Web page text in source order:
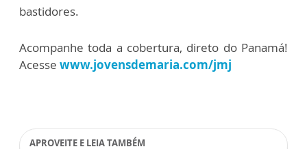
bastidores.
Acompanhe toda a cobertura, direto do Panamá!
Acesse www.jovensdemaria.com/jmj
APROVEITE E LEIA TAMBÉM